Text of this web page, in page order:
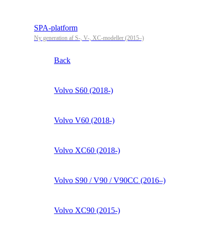
SPA-platform
Ny generation af S-, V-, XC-modeller (2015–)
Back
Volvo S60 (2018-)
Volvo V60 (2018-)
Volvo XC60 (2018-)
Volvo S90 / V90 / V90CC (2016–)
Volvo XC90 (2015-)